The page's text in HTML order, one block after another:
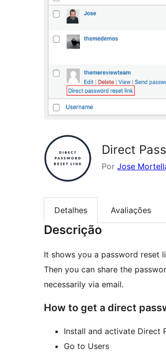
Direct
Por Jose
Detalhes Avaliações
Descrição
It shows you a password reset
Then you can share the
necessarily via email.
How to get a direct
Install and activate Direct
Go to Users